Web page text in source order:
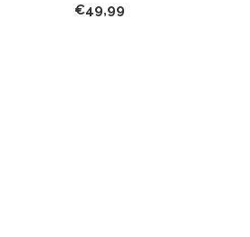
€49,99